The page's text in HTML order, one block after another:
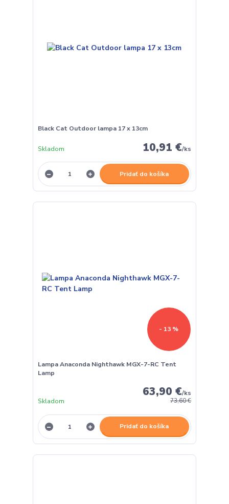
Black Cat Outdoor lampa 17 x 13cm
10,91 €/ks
Skladom
Pridať do košíka
- 13 %
Lampa Anaconda Nighthawk MGX-7-RC Tent
Lamp
73,60 €
63,90 €/ks
Skladom
Pridať do košíka